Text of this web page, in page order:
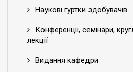
Наукові гуртки здобувачів
Конференції, семінари,
лекції
Видання кафедри